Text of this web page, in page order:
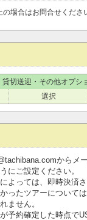
の場合はお問合せくださ
貸切送迎・その他オプシ
選択
からメ
にご設定ください。
よっては、即時決済
ったツアーについて
ません。
予約確定した時点で